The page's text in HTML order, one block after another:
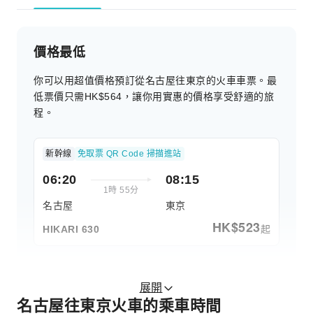
價格最低
你可以用超值價格預訂從名古屋往東京的火車車票。最
低票價只需HK$564，讓你用實惠的價格享受舒適的旅
程。
新幹線 免取票 QR Code 掃描進站
06:20
1時 55分
名古屋
08:15
東京
HIKARI 630 HK$523起
展開
名古屋往東京火車的乘車時間